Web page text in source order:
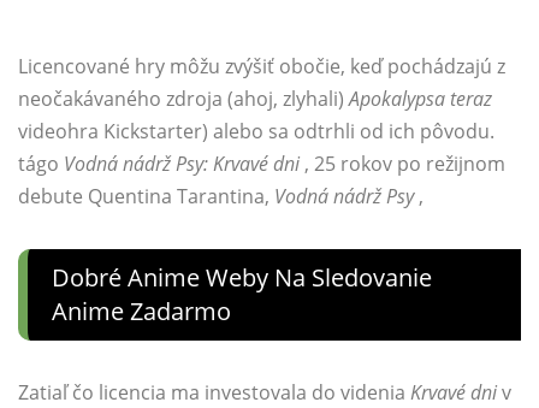
Licencované hry môžu zvýšiť obočie, keď pochádzajú z
neočakávaného zdroja (ahoj, zlyhali)Apokalypsa teraz
videohra Kickstarter) alebo sa odtrhli od ich pôvodu.
tágo Vodná nádrž Psy: Krvavé dni , 25 rokov po režijnom
debute Quentina Tarantina, Vodná nádrž Psy,
Dobré Anime Weby Na Sledovanie
Anime Zadarmo
Zatiaľ čo licencia ma investovala do videnia Krvavé dniv